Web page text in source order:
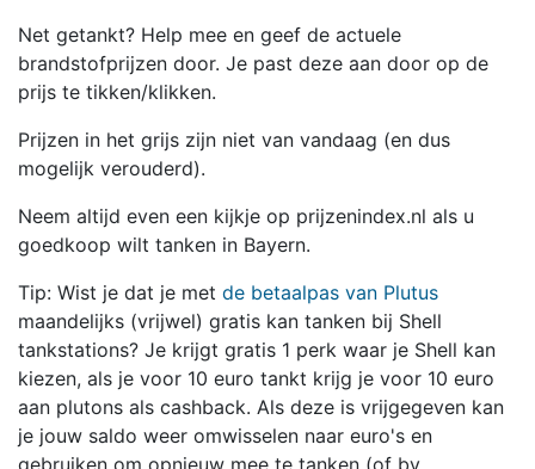
Net getankt? Help mee en geef de actuele
brandstofprijzen door. Je past deze aan door op de
prijs te tikken/klikken.
Prijzen in het grijs zijn niet van vandaag (en dus
mogelijk verouderd).
Neem altijd even een kijkje op prijzenindex.nl als u
goedkoop wilt tanken in Bayern.
Tip: Wist je dat je met de betaalpas van Plutus
maandelijks (vrijwel) gratis kan tanken bij Shell
tankstations? Je krijgt gratis 1 perk waar je Shell kan
kiezen, als je voor 10 euro tankt krijg je voor 10 euro
aan plutons als cashback. Als deze is vrijgegeven kan
je jouw saldo weer omwisselen naar euro's en
gebruiken om opnieuw mee te tanken (of bv.